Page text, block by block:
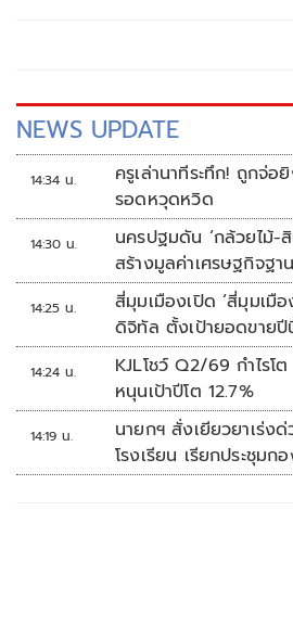
NEWS UPDATE
14:34 น.
ครูเล่านาทีระทึก! ถูกจ่อ
รอดหวุดหวิด
14:30 น.
นครปฐมดัน ‘กล้วยไม้-
สร้างมูลค่าเศรษฐกิจฐา
10 ล้านบาท
14:25 น.
สี่มุมเมืองเปิด ‘สี่มุมเมื
ดิจิทัล ตั้งเป้ายอดขาย
14:24 น.
KJLโชว์ Q2/69 กำไร
หนุนเป้าปีโต 12.7%
14:19 น.
นายกฯ สั่งเยียวยาเร่ง
โรงเรียน เรียกประชุมก
ทันที